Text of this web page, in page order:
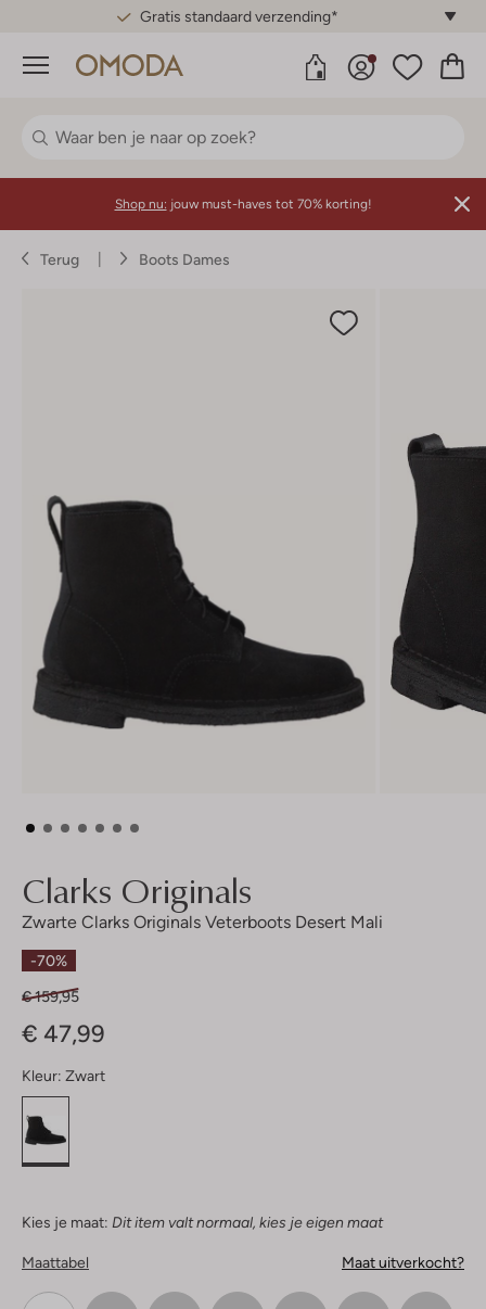
Gratis standaard verzending*
Menu
Shop nu: jouw must-haves tot 70% korting!
Terug Boots Dames
Clarks Originals
Zwarte Clarks Originals Veterboots Desert Mali
-70%
€ 159,95
€ 47,99
Kleur: Zwart
Kies je maat: Dit item valt normaal, kies je eigen maat
Maattabel Maat uitverkocht?